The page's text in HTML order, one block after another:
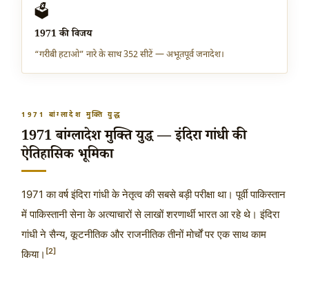
🗳
1971 की विजय
“गरीबी हटाओ” नारे के साथ 352 सीटें — अभूतपूर्व जनादेश।
1971 बांग्लादेश मुक्ति युद्ध
1971 बांग्लादेश मुक्ति युद्ध — इंदिरा गांधी की
ऐतिहासिक भूमिका
1971 का वर्ष इंदिरा गांधी के नेतृत्व की सबसे बड़ी परीक्षा था। पूर्वी पाकिस्तान
में पाकिस्तानी सेना के अत्याचारों से लाखों शरणार्थी भारत आ रहे थे। इंदिरा
गांधी ने सैन्य, कूटनीतिक और राजनीतिक तीनों मोर्चों पर एक साथ काम
किया। [2]